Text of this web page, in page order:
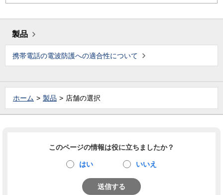
製品
携帯電話の電波防護への適合性について
ホーム 製品 店舗の選択
このページの情報は役に立ちましたか？
はい いいえ
送信する